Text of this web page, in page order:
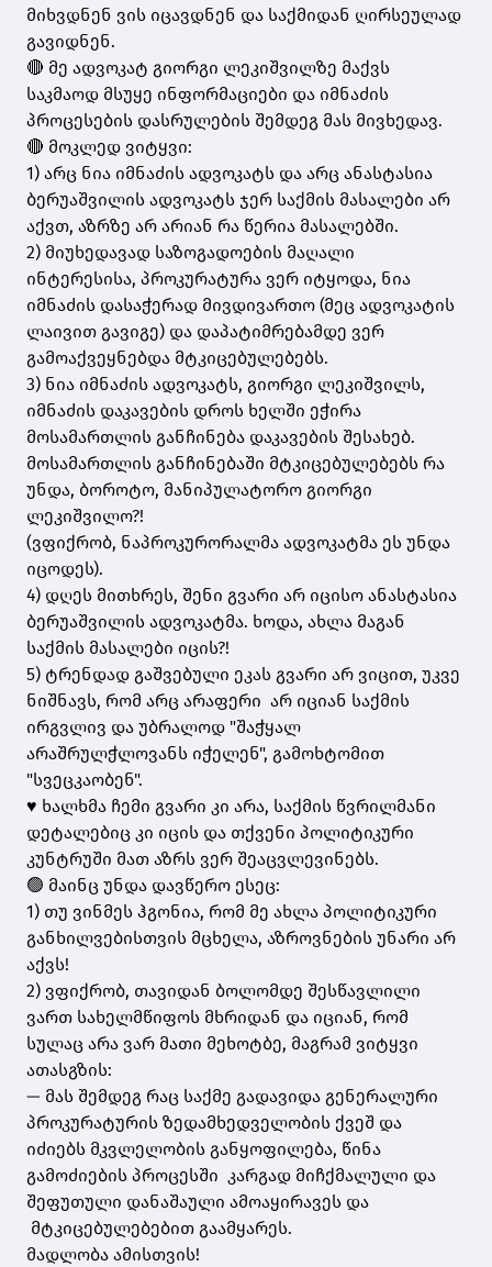
მიხვდნენ ვის იცავდნენ და საქმიდან ღირსეულად
გავიდნენ.
🔴 მე ადვოკატ გიორგი ლეკიშვილზე მაქვს
საკმაოდ მსუყე ინფორმაციები და იმნაძის
პროცესების დასრულების შემდეგ მას მივხედავ.
🔴 მოკლედ ვიტყვი:
1) არც ნია იმნაძის ადვოკატს და არც ანასტასია
ბერუაშვილის ადვოკატს ჯერ საქმის მასალები არ
აქვთ, აზრზე არ არიან რა წერია მასალებში.
2) მიუხედავად საზოგადოების მაღალი
ინტერესისა, პროკურატურა ვერ იტყოდა, ნია
იმნაძის დასაჭერად მივდივართო (მეც ადვოკატის
ლაივით გავიგე) და დაპატიმრებამდე ვერ
გამოაქვეყნებდა მტკიცებულებებს.
3) ნია იმნაძის ადვოკატს, გიორგი ლეკიშვილს,
იმნაძის დაკავების დროს ხელში ეჭირა
მოსამართლის განჩინება დაკავების შესახებ.
მოსამართლის განჩინებაში მტკიცებულებებს რა
უნდა, ბოროტო, მანიპულატორო გიორგი
ლეკიშვილო?!
(ვფიქრობ, ნაპროკურორალმა ადვოკატმა ეს უნდა
იცოდეს).
4) დღეს მითხრეს, შენი გვარი არ იცისო ანასტასია
ბერუაშვილის ადვოკატმა. ხოდა, ახლა მაგან
საქმის მასალები იცის?!
5) ტრენდად გაშვებული ეკას გვარი არ ვიცით, უკვე
ნიშნავს, რომ არც არაფერი არ იციან საქმის
ირგვლივ და უბრალოდ "შაჭყალ
არაშრულჭლოვანს იჭელენ", გამოხტომით
"სვეცკაობენ".
♥️ ხალხმა ჩემი გვარი კი არა, საქმის წვრილმანი
დეტალებიც კი იცის და თქვენი პოლიტიკური
კუნტრუში მათ აზრს ვერ შეაცვლევინებს.
🟢 მაინც უნდა დავწერო ესეც:
1) თუ ვინმეს ჰგონია, რომ მე ახლა პოლიტიკური
განხილვებისთვის მცხელა, აზროვნების უნარი არ
აქვს!
2) ვფიქრობ, თავიდან ბოლომდე შესწავლილი
ვართ სახელმწიფოს მხრიდან და იციან, რომ
სულაც არა ვარ მათი მეხოტბე, მაგრამ ვიტყვი
ათასგზის:
— მას შემდეგ რაც საქმე გადავიდა გენერალური
პროკურატურის ზედამხედველობის ქვეშ და
იძიებს მკვლელობის განყოფილება, წინა
გამოძიების პროცესში კარგად მიჩქმალული და
შეფუთული დანაშაული ამოაყირავეს და
მტკიცებულებებით გაამყარეს.
მადლობა ამისთვის!